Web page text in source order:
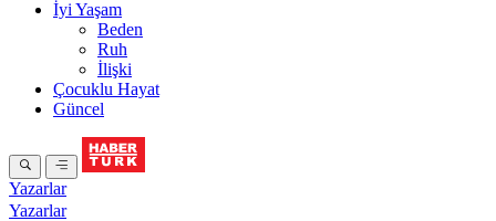
İyi Yaşam
Beden
Ruh
İlişki
Çocuklu Hayat
Güncel
Yazarlar
Yazarlar